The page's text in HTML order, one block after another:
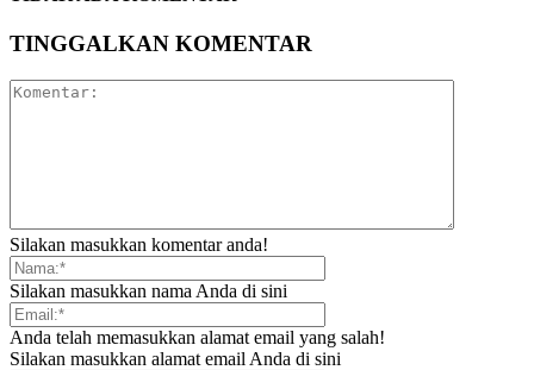
TINGGALKAN KOMENTAR
Silakan masukkan komentar anda!
Silakan masukkan nama Anda di sini
Anda telah memasukkan alamat email yang salah!
Silakan masukkan alamat email Anda di sini